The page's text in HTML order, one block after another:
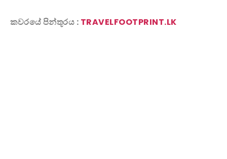
කවරයේ පින්තූරය : TRAVELFOOTPRINT.LK